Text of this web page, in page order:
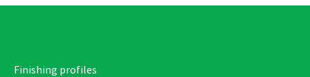
Finishing profiles